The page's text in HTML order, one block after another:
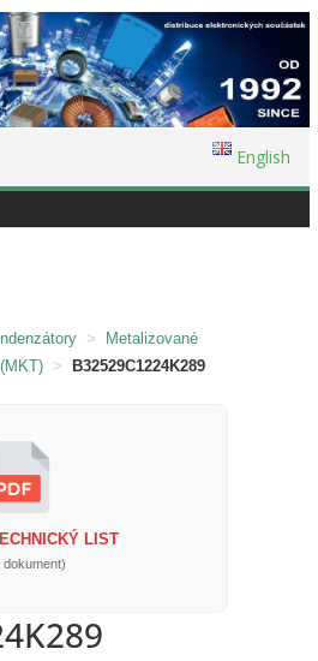
English
>
Metalizované
> B32529C1224K289
LIST
dokument)